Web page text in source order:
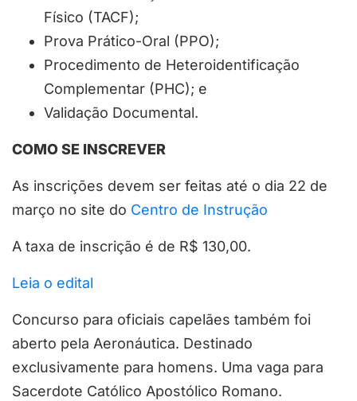
Físico (TACF);
Prova Prático-Oral (PPO);
Procedimento de Heteroidentificação
Complementar (PHC); e
Validação Documental.
COMO SE INSCREVER
As inscrições devem ser feitas até o dia 22 de
março no site do Centro de Instrução
A taxa de inscrição é de R$ 130,00.
Leia o edital
Concurso para oficiais capelães também foi
aberto pela Aeronáutica. Destinado
exclusivamente para homens. Uma vaga para
Sacerdote Católico Apostólico Romano.